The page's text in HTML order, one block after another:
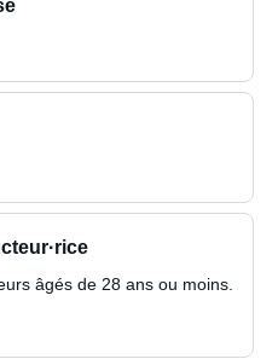
âgés de 28 ans ou moins.